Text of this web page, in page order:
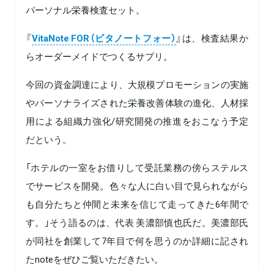
パーソナル栄養検査セット。
『VitaNote FOR（ビタノートフォー）』は、検査結果か
らオーダーメイドでつくるサプリ。
今回の資金調達により、大規模プロモーションの実施
やパーソナライズされた栄養改善体験の進化、人材採
用による組織力強化/研究開発の推進をおこなう予定
だという。
「ホテルの一室をお借りして受託業務の傍らステルス
でサービスを開発。色々な人に白い目で見られながら
も自分たちと仲間と未来を信じて走ってきた6年間で
す。」そう語るのは、代表 美濃部慎也氏だ。美濃部氏
が同社を創業して7年目で何を思うのか詳細に記され
たnoteをぜひご覧いただきたい。